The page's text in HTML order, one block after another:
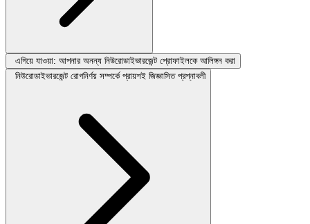
এগিয়ে যাওয়া: আপনার অনন্য নিউরোডাইভারজেন্ট প্রোফাইলকে আলিঙ্গন করা
নিউরোডাইভারজেন্ট রোগনির্ণয় সম্পর্কে প্রায়শই জিজ্ঞাসিত প্রশ্নাবলী